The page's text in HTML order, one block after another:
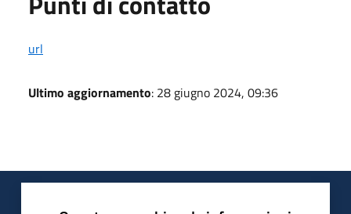
url
Ultimo aggiornamento: 28 giugno 2024, 09:36